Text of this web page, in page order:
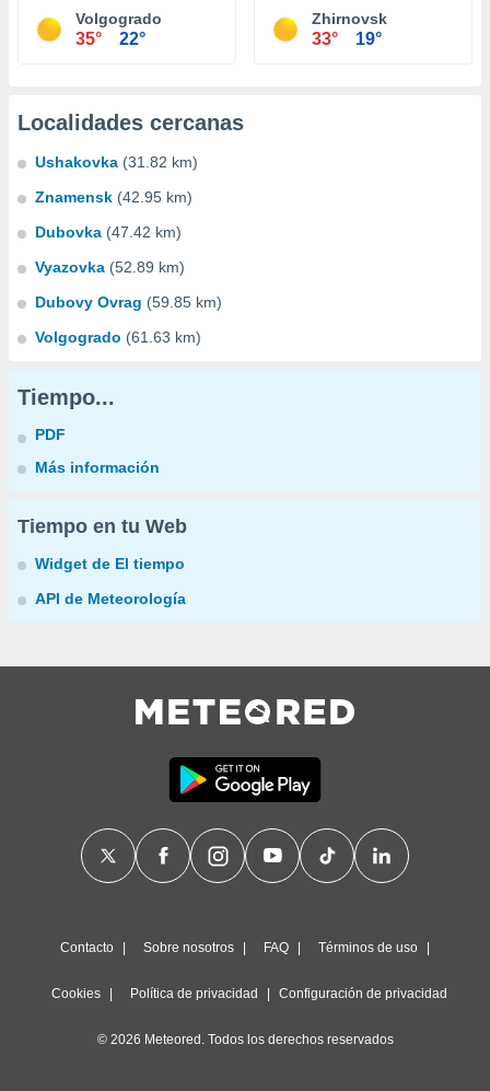
Volgogrado
35° 22°
Zhirnovsk
33° 19°
Localidades cercanas
Ushakovka (31.82 km)
Znamensk (42.95 km)
Dubovka (47.42 km)
Vyazovka (52.89 km)
Dubovy Ovrag (59.85 km)
Volgogrado (61.63 km)
Tiempo...
PDF
Más información
Tiempo en tu Web
Widget de El tiempo
API de Meteorología
Contacto Sobre nosotros FAQ Términos de uso
Cookies Política de privacidad Configuración de privacidad
© 2026 Meteored. Todos los derechos reservados